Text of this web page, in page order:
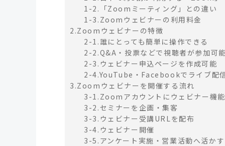
1-2.「Zoomミーティング」との違い
1-3.Zoomウェビナーの利用料金
2.Zoomウェビナーの特徴
2-1.誰にとっても簡単に操作できる
2-2.Q&A・投票などで視聴者が参加可能
2-3.ウェビナー申込ページを作成可能
2-4.YouTube・Facebookでライブ配
3.Zoomウェビナーを開催する流れ
3-1.Zoomアカウントにウェビナー機
3-2.セミナーを企画・集客
3-3.ウェビナー受講URLを配布
3-4.ウェビナー開催
3-5.アンケート実施・営業活動へ活かす